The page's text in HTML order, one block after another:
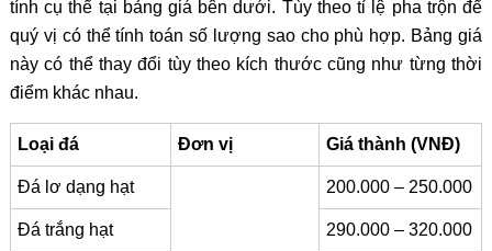
tính cụ thể tại bảng giá bên dưới. Tùy theo tỉ lệ pha trộn để
quý vị có thể tính toán số lượng sao cho phù hợp. Bảng giá
này có thể thay đổi tùy theo kích thước cũng như từng thời
điểm khác nhau.
Loại đá Đơn vị Giá thành (VNĐ)
Đá lơ dạng hạt 200.000 – 250.000
Đá trắng hạt 290.000 – 320.000